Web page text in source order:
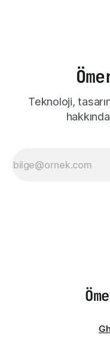
Teknoloji,